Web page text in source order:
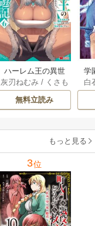
ハーレム王の異世
界プレス漫遊記 ～
最強無双のおじさ
んはあらゆる種族
ミック） 6巻
灰刃ねむみ / くさも
ち
無料立読み
学
ア
（
白
もっと見る
3位